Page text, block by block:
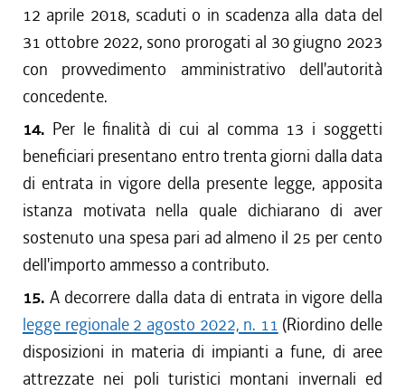
12 aprile 2018, scaduti o in scadenza alla data del
31 ottobre 2022, sono prorogati al 30 giugno 2023
con provvedimento amministrativo dell'autorità
concedente.
14. Per le finalità di cui al comma 13 i soggetti
beneficiari presentano entro trenta giorni dalla data
di entrata in vigore della presente legge, apposita
istanza motivata nella quale dichiarano di aver
sostenuto una spesa pari ad almeno il 25 per cento
dell'importo ammesso a contributo.
15. A decorrere dalla data di entrata in vigore della
legge regionale 2 agosto 2022, n. 11 (Riordino delle
disposizioni in materia di impianti a fune, di aree
attrezzate nei poli turistici montani invernali ed